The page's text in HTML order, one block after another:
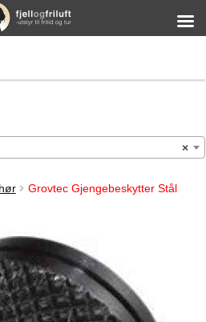
×
Grovtec Gjengebeskytter Stål